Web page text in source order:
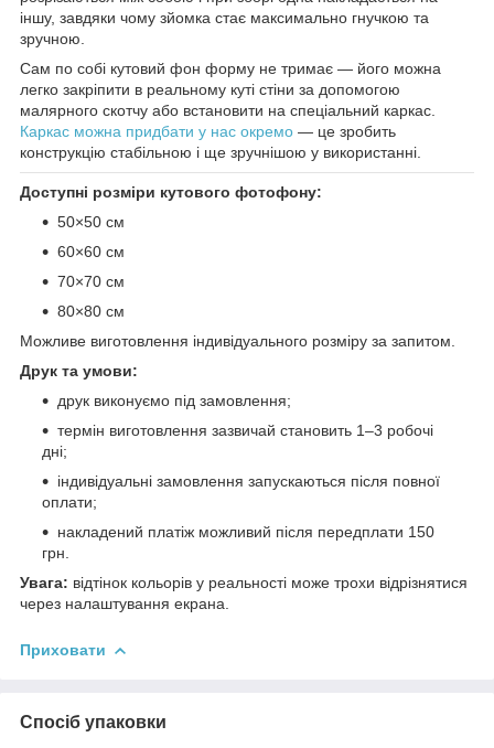
іншу, завдяки чому зйомка стає максимально гнучкою та
зручною.
Сам по собі кутовий фон форму не тримає — його можна
легко закріпити в реальному куті стіни за допомогою
малярного скотчу або встановити на спеціальний каркас.
Каркас можна придбати у нас окремо — це зробить
конструкцію стабільною і ще зручнішою у використанні.
Доступні розміри кутового фотофону:
50×50 см
60×60 см
70×70 см
80×80 см
Можливе виготовлення індивідуального розміру за запитом.
Друк та умови:
друк виконуємо під замовлення;
термін виготовлення зазвичай становить 1–3 робочі
дні;
індивідуальні замовлення запускаються після повної
оплати;
накладений платіж можливий після передплати 150
грн.
Увага: відтінок кольорів у реальності може трохи відрізнятися
через налаштування екрана.
Приховати
Спосіб упаковки